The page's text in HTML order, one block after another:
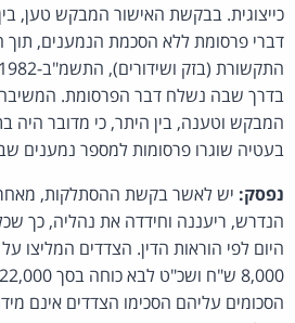
כייצוגית. בבקשת האישור המבקש טען,
בדרך שבה נשלח דבר הפרסומת.
המבקש וטענה, בין היתר, כי מדובר היה
בעטיה שוגרו פרסומות למספר נמענים
נפסק: יש לאשר בקשת ההסתלקות,
הנדרש, ריעננה וחידדה את נהליה, כך
היום לפי הוראות הדין. הצדדים המליצו
הסכומים עליהם הסכימו הצדדים אינם